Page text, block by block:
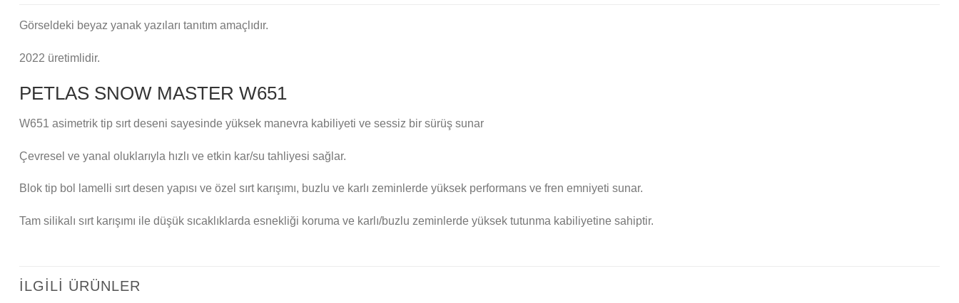
Görseldeki beyaz yanak yazıları tanıtım amaçlıdır.
2022 üretimlidir.
PETLAS SNOW MASTER W651
W651 asimetrik tip sırt deseni sayesinde yüksek manevra kabiliyeti ve sessiz bir sürüş sunar
Çevresel ve yanal oluklarıyla hızlı ve etkin kar/su tahliyesi sağlar.
Blok tip bol lamelli sırt desen yapısı ve özel sırt karışımı, buzlu ve karlı zeminlerde yüksek performans ve fren emniyeti sunar.
Tam silikalı sırt karışımı ile düşük sıcaklıklarda esnekliği koruma ve karlı/buzlu zeminlerde yüksek tutunma kabiliyetine sahiptir.
İLGILI ÜRÜNLER